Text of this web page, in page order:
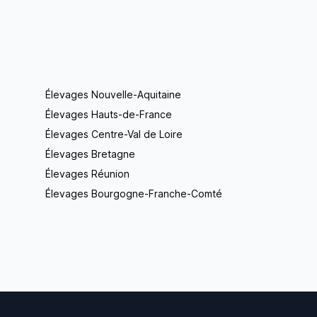
Élevages Nouvelle-Aquitaine
Élevages Hauts-de-France
Élevages Centre-Val de Loire
Élevages Bretagne
Élevages Réunion
Élevages Bourgogne-Franche-Comté